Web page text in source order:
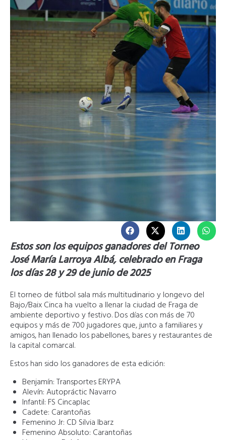
Estos son los equipos ganadores del Torneo
José María Larroya Albá, celebrado en Fraga
los días 28 y 29 de junio de 2025
El torneo de fútbol sala más multitudinario y longevo del
Bajo/Baix Cinca ha vuelto a llenar la ciudad de Fraga de
ambiente deportivo y festivo. Dos días con más de 70
equipos y más de 700 jugadores que, junto a familiares y
amigos, han llenado los pabellones, bares y restaurantes de
la capital comarcal.
Estos han sido los ganadores de esta edición:
Benjamín: Transportes ERYPA
Alevín: Autopráctic Navarro
Infantil: FS Cincaplac
Cadete: Carantoñas
Femenino Jr: CD Silvia Ibarz
Femenino Absoluto: Carantoñas